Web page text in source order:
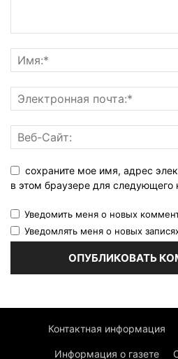
сохраните мое имя, адрес
в этом браузере для следующего
Уведомить меня о новых
Уведомлять меня о новых
Контактная информация
Информация о газете